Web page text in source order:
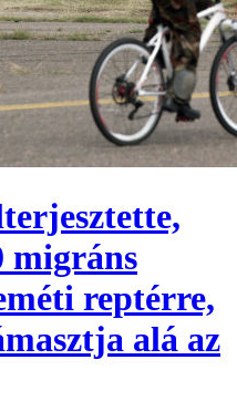
migráns
reptérre,
alá az